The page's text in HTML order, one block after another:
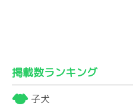
掲載数ランキング
子犬